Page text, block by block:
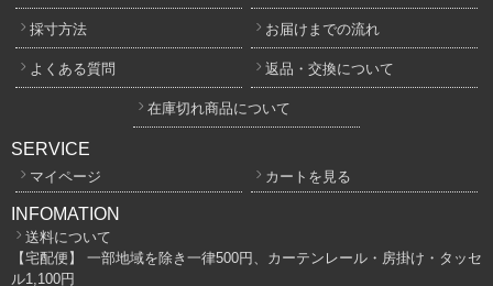
採寸方法 お届けまでの流れ
よくある質問 返品・交換について
在庫切れ商品について
SERVICE
マイページ カートを見る
INFOMATION
送料について
【宅配便】 一部地域を除き一律500円、カーテンレール・房掛け・タッセ
ル1,100円